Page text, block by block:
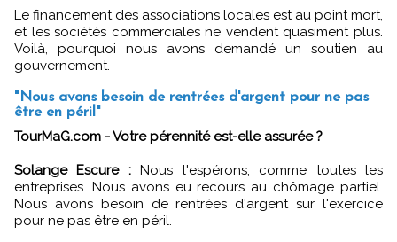
Le financement des associations locales est au point mort,
et les sociétés commerciales ne vendent quasiment plus.
Voilà, pourquoi nous avons demandé un soutien au
gouvernement.
"Nous avons besoin de rentrées d'argent pour ne pas
être en péril"
TourMaG.com - Votre pérennité est-elle assurée ?
Solange Escure :Nous l'espérons, comme toutes les
entreprises. Nous avons eu recours au chômage partiel.
Nous avons besoin de rentrées d'argent sur l'exercice
pour ne pas être en péril.